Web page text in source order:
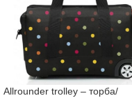
Allrounder trolley – торба/